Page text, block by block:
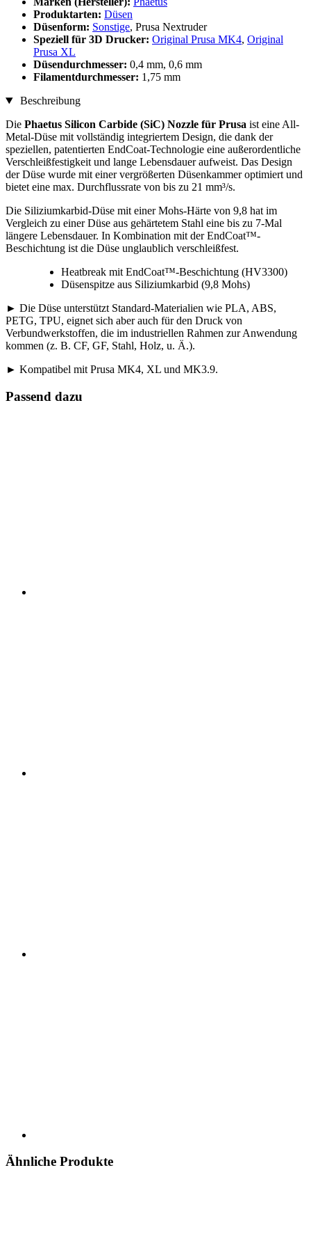
Produktarten: Düsen
Düsenform: Sonstige, Prusa Nextruder
Speziell für 3D Drucker: Original Prusa MK4, Original
Prusa XL
Düsendurchmesser: 0,4 mm, 0,6 mm
Filamentdurchmesser: 1,75 mm
Beschreibung
Die Phaetus Silicon Carbide (SiC) Nozzle für Prusa ist eine All-
Metal-Düse mit vollständig integriertem Design, die dank der
speziellen, patentierten EndCoat-Technologie eine außerordentliche
Verschleißfestigkeit und lange Lebensdauer aufweist. Das Design
der Düse wurde mit einer vergrößerten Düsenkammer optimiert und
bietet eine max. Durchflussrate von bis zu 21 mm³/s.
Die Siliziumkarbid-Düse mit einer Mohs-Härte von 9,8 hat im
Vergleich zu einer Düse aus gehärtetem Stahl eine bis zu 7-Mal
längere Lebensdauer. In Kombination mit der EndCoat™-
Beschichtung ist die Düse unglaublich verschleißfest.
Heatbreak mit EndCoat™-Beschichtung (HV3300)
Düsenspitze aus Siliziumkarbid (9,8 Mohs)
► Die Düse unterstützt Standard-Materialien wie PLA, ABS,
PETG, TPU, eignet sich aber auch für den Druck von
Verbundwerkstoffen, die im industriellen Rahmen zur Anwendung
kommen (z. B. CF, GF, Stahl, Holz, u. Ä.).
► Kompatibel mit Prusa MK4, XL und MK3.9.
Passend dazu
Ähnliche Produkte